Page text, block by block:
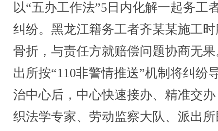
以“五办工作法”5日内化解一起务工
纠纷。黑龙江籍务工者齐某某施工
骨折，与责任方就赔偿问题协商无
出所按“110非警情推送”机制将纠纷
治中心后，中心快速接办、精准交
织法学专家、劳动监察大队、派出